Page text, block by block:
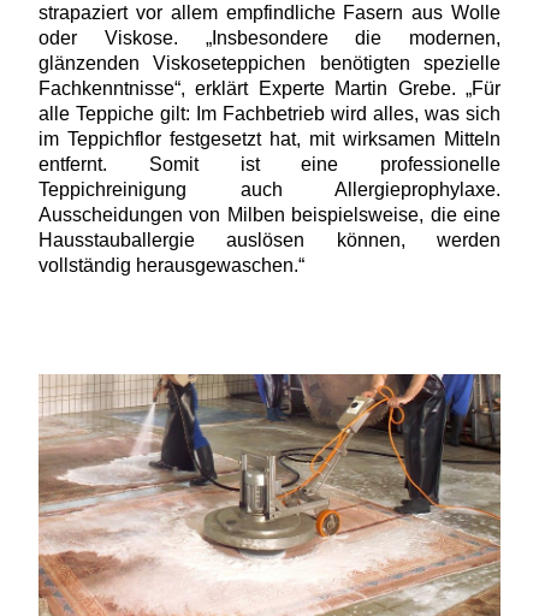
strapaziert vor allem empfindliche Fasern aus Wolle
oder Viskose. „Insbesondere die modernen,
glänzenden Viskoseteppichen benötigten spezielle
Fachkenntnisse“, erklärt Experte Martin Grebe. „Für
alle Teppiche gilt: Im Fachbetrieb wird alles, was sich
im Teppichflor festgesetzt hat, mit wirksamen Mitteln
entfernt. Somit ist eine professionelle
Teppichreinigung auch Allergieprophylaxe.
Ausscheidungen von Milben beispielsweise, die eine
Hausstauballergie auslösen können, werden
vollständig herausgewaschen.“